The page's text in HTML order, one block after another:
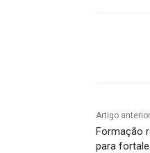
Artigo anterior
Formação
para